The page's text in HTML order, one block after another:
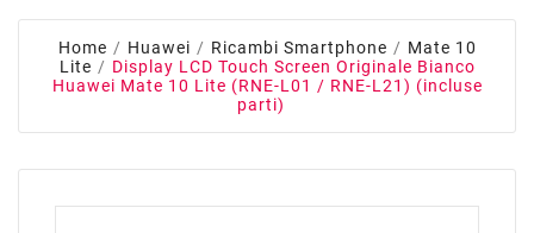
Home Huawei Ricambi Smartphone
Mate 10
Lite
Display LCD Touch Screen Originale Bianco
Huawei Mate 10 Lite (RNE-L01 / RNE-L21) (incluse
parti)